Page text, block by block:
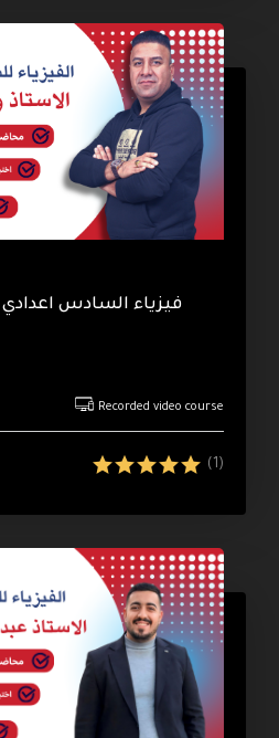
فيزياء السادس اعدادي
Recorded video course
(1)